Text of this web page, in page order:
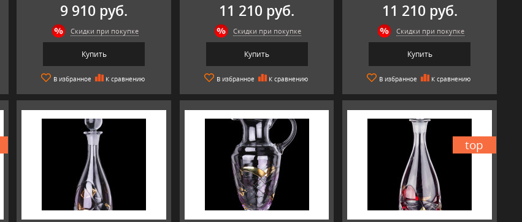
9 910 руб.
Скидки при покупке
Купить
В избранное К сравнению
11 210 руб.
Скидки при покупке
Купить
В избранное К сравнению
11 210 руб.
Скидки при покупке
Купить
В избранное К сравнению
top